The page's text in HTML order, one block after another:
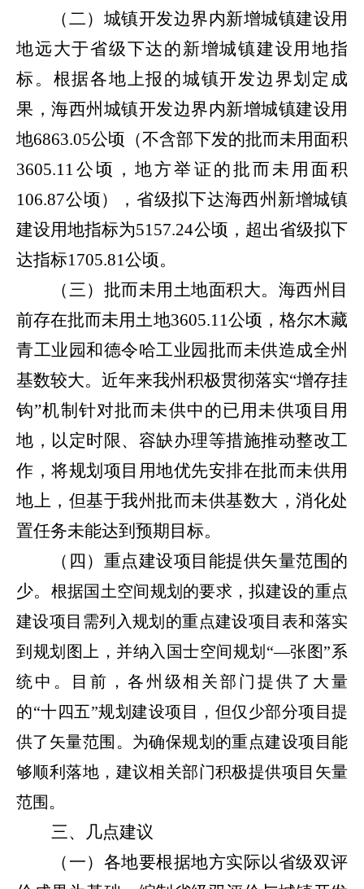
（二）城镇开发边界内新增城镇建设用
地远大于省级下达的新增城镇建设用地指
标。 根据各地上报的城镇开发边界划定成
果，海西州城镇开发边界内新增城镇建设用
地6863.05公顷（不含部下发的批而未用面积
3605.11公顷，地方举证的批而未用面积
106.87公顷），省级拟下达海西州新增城镇
建设用地指标为5157.24公顷，超出省级拟下
达指标1705.81公顷。
（三）批而未用土地面积大。 海西州目
前存在批而未用土地3605.11公顷，格尔木藏
青工业园和德令哈工业园批而未供造成全州
基数较大。 近年来我州积极贯彻落实“增存挂
钩”机制针对批而未供中的已用未供项目用
地，以定时限、容缺办理等措施推动整改工
作，将规划项目用地优先安排在批而未供用
地上，但基于我州批而未供基数大，消化处
置任务未能达到预期目标。
（四）重点建设项目能提供矢量范围的
少。 根据国土空间规划的要求，拟建设的重点
建设项目需列入规划的重点建设项目表和落实
到规划图上，并纳入国士空间规划“—张图”系
统中。目前，各州级相关部门提供了大量
的“十四五”规划建设项目，但仅少部分项目提
供了矢量范围。为确保规划的重点建设项目能
够顺利落地，建议相关部门积极提供项目矢量
范围。
三、几点建议
（一）各地要根据地方实际以省级双评